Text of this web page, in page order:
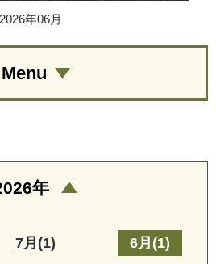
2026年06月
Menu
年
7月(1) 6月(1)